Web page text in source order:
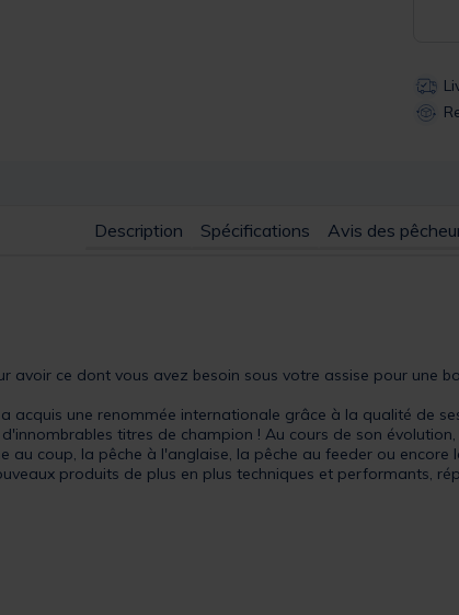
Description Spécifications Avis des
avoir ce dont vous avez besoin sous votre assise pour une
a acquis une renommée internationale grâce à la qualité de
titres de champion ! Au cours de son
au coup, la pêche à l'anglaise, la pêche au feeder ou encore
produits de plus en plus techniques et performants,